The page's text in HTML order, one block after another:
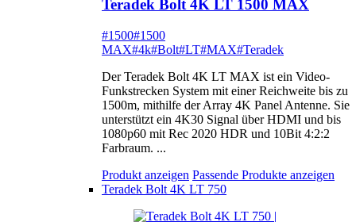
Teradek Bolt 4K LT 1500 MAX
#1500#1500
MAX#4k#Bolt#LT#MAX#Teradek
Der Teradek Bolt 4K LT MAX ist ein Video-
Funkstrecken System mit einer Reichweite bis zu
1500m, mithilfe der Array 4K Panel Antenne. Sie
unterstützt ein 4K30 Signal über HDMI und bis
1080p60 mit Rec 2020 HDR und 10Bit 4:2:2
Farbraum. ...
Produkt anzeigen Passende Produkte anzeigen
Teradek Bolt 4K LT 750